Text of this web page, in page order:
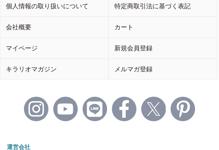
個人情報の取り扱いについて 特定商取引法に基づく表記
会社概要 カート
マイページ 新規会員登録
キラリオマガジン メルマガ登録
運営会社